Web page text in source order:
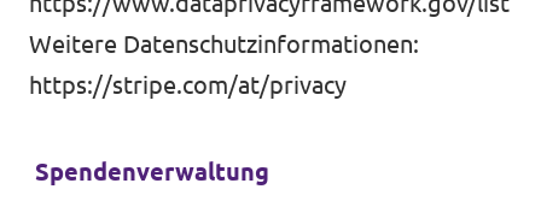
Weitere Datenschutzinformationen:
https://stripe.com/at/privacy
Spendenverwaltung